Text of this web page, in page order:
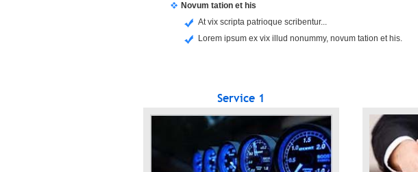
Novum tation et his
At vix scripta patrioque scribentur...
Lorem ipsum ex vix illud nonummy, novum tation et his.
Service 1